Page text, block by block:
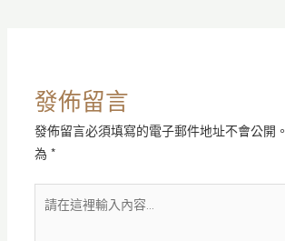
發佈留言
發佈留言必須填寫的電子郵件地址不會公開。
為 *
在